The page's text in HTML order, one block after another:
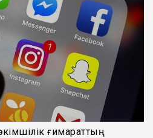
ғимараттың